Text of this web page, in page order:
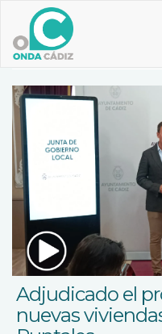
contenido
principal
Adjudicado el
nuevas